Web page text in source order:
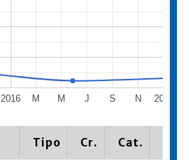
2016 2017
M M J S N
Tipo Cr. Cat.